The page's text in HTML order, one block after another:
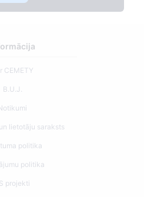
CEMETY
B.U.J.
lietotāju saraksts
politika
politika
projekti